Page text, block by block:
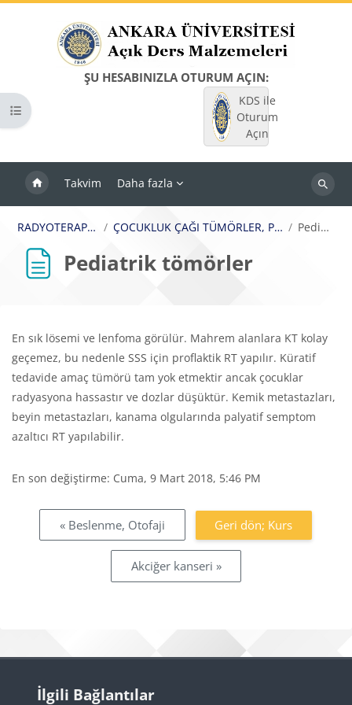
ŞU HESABINIZLA OTURUM AÇIN:
KDS ile
Oturum
Açın
Takvim Daha fazla
Dersleri
Kurs dizinini aç
RADYOTERAPİ UYGULAMA İLKELERİ ÇOCUKLUK ÇAĞI TÜMÖRLER, PROFLAKTİK, PALYATİF, KÜRATİF RADYOTERAPİ Pediatrik tömörler
Pediatrik tömörler
Bloklar
En sık lösemi ve lenfoma görülür. Mahrem alanlara KT kolay
geçemez, bu nedenle SSS için proflaktik RT yapılır. Küratif
tedavide amaç tümörü tam yok etmektir ancak çocuklar
radyasyona hassastır ve dozlar düşüktür. Kemik metastazları,
beyin metastazları, kanama olgularında palyatif semptom
azaltıcı RT yapılabilir.
En son değiştirme: Cuma, 9 Mart 2018, 5:46 PM
Bloklar
« Beslenme, Otofaji Geri dön; Kurs
Akciğer kanseri »
Bloklar
İlgili Bağlantılar